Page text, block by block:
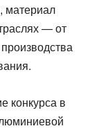
материал
— от
конкурса в